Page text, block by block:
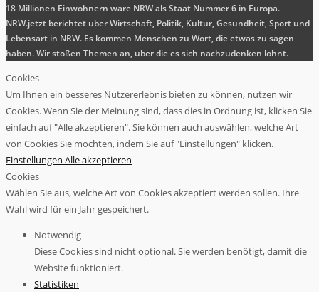
18 Millionen Einwohnern wäre NRW als Staat Nummer 6 in Europa.
NRW.jetzt berichtet über Wirtschaft, Politik, Kultur, Gesundheit, Sport und
Lebensart in NRW. Es kommen Menschen zu Wort, die etwas zu sagen
haben. Wir stoßen Themen an, über die es sich nachzudenken lohnt.
Cookies
Um Ihnen ein besseres Nutzererlebnis bieten zu können, nutzen wir
Cookies. Wenn Sie der Meinung sind, dass dies in Ordnung ist, klicken Sie
einfach auf "Alle akzeptieren". Sie können auch auswählen, welche Art
von Cookies Sie möchten, indem Sie auf "Einstellungen" klicken.
Einstellungen Alle akzeptieren
Cookies
Wählen Sie aus, welche Art von Cookies akzeptiert werden sollen. Ihre
Wahl wird für ein Jahr gespeichert.
Notwendig
Diese Cookies sind nicht optional. Sie werden benötigt, damit die
Website funktioniert.
Statistiken